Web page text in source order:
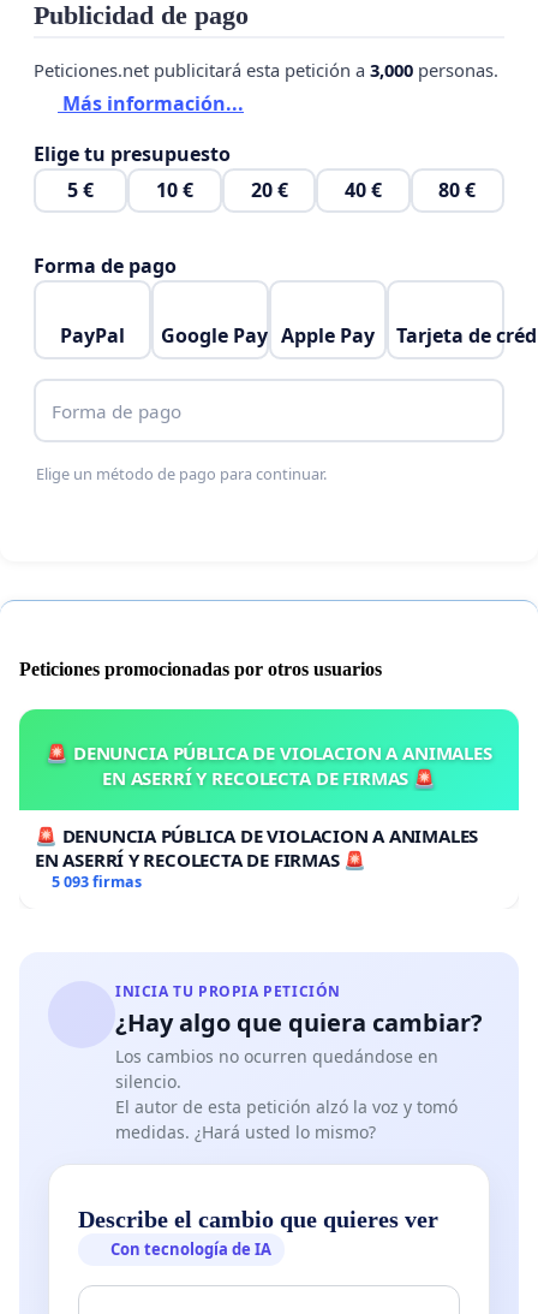
Publicidad de pago
Peticiones.net publicitará esta petición a 3,000 personas.
Más información...
Elige tu presupuesto
5 €
10 € 20 € 40 € 80 €
Forma de pago
PayPal Google Pay Apple Pay Tarjeta de
Forma de pago
Elige un método de pago para continuar.
Peticiones promocionadas por otros usuarios
🚨 DENUNCIA PÚBLICA DE VIOLACION A ANIMALES
EN ASERRÍ Y RECOLECTA DE FIRMAS 🚨
🚨 DENUNCIA PÚBLICA DE VIOLACION A ANIMALES
EN ASERRÍ Y RECOLECTA DE FIRMAS 🚨
5 093 firmas
INICIA TU PROPIA PETICIÓN
¿Hay algo que quiera cambiar?
Los cambios no ocurren quedándose en
silencio.
El autor de esta petición alzó la voz y tomó
medidas. ¿Hará usted lo mismo?
Describe el cambio que quieres ver
Con tecnología de IA